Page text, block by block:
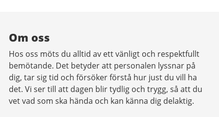
Om oss
Hos oss möts du alltid av ett vänligt och respektfullt
bemötande. Det betyder att personalen lyssnar på
dig, tar sig tid och försöker förstå hur just du vill ha
det. Vi ser till att dagen blir tydlig och trygg, så att du
vet vad som ska hända och kan känna dig delaktig.